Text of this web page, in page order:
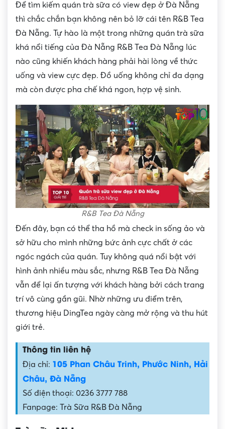
Để tìm kiếm quán trà sữa có view đẹp ở Đà Nẵng
thì chắc chắn bạn không nên bỏ lỡ cái tên R&B Tea
Đà Nẵng. Tự hào là một trong những quán trà sữa
khá nổi tiếng của Đà Nẵng R&B Tea Đà Nẵng lúc
nào cũng khiến khách hàng phải hài lòng về thức
uống và view cực đẹp. Đồ uống không chỉ đa dạng
mà còn được pha chế khá ngon, hợp vệ sinh.
R&B Tea Đà Nẵng
Đến đây, bạn có thể tha hồ mà check in sống ảo và
sở hữu cho mình những bức ảnh cực chất ở các
ngóc ngách của quán. Tuy không quá nổi bật với
hình ảnh nhiều màu sắc, nhưng R&B Tea Đà Nẵng
vẫn để lại ấn tượng với khách hàng bởi cách trang
trí vô cùng gần gũi. Nhờ những ưu điểm trên,
thương hiệu DingTea ngày càng mở rộng và thu hút
giới trẻ.
Thông tin liên hệ
Địa chỉ: 105 Phan Châu Trinh, Phước Ninh, Hải
Châu, Đà Nẵng
Số điện thoại: 0236 3777 788
Fanpage: Trà Sữa R&B Đà Nẵng